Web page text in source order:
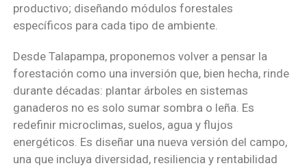
productivo; diseñando módulos forestales
específicos para cada tipo de ambiente.
Desde Talapampa, proponemos volver a pensar la
forestación como una inversión que, bien hecha, rinde
durante décadas: plantar árboles en sistemas
ganaderos no es solo sumar sombra o leña. Es
redefinir microclimas, suelos, agua y flujos
energéticos. Es diseñar una nueva versión del campo,
una que incluya diversidad, resiliencia y rentabilidad